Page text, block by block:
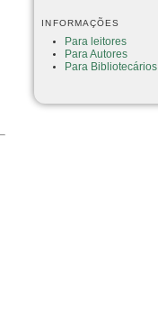
INFORMAÇÕES
Para leitores
Para Autores
Para Bibliotecários